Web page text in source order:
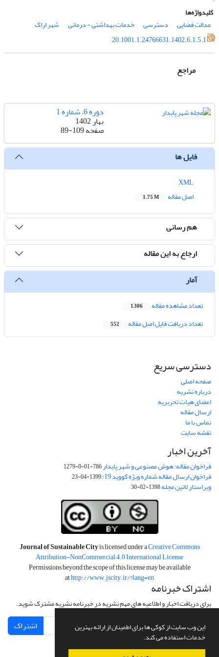
این وب سایت از کوکی ها برای اطمینان از ارائه بهترین
خدمات استفاده می کند.
کلیدواژه‌ها
عدالت فضایی
دسترسی خدمات بهداشتی - درمانی
شهر اراک
20.1001.1.24766631.1402.6.1.5.1
مراجع
دوره 6، شماره 1
بهار 1402
صفحه89-109
فایل ها
اصل مقاله
1.75 M
هم رسانی
ارجاع به این مقاله
آمار
تعداد مشاهده مقاله 1,306
تعداد دریافت فایل اصل مقاله 552
دسترسی سریع
صفحه اصلی
درباره نشریه
اعضای هیات تحریریه
ارسال مقاله
تماس با ما
نقشه سایت
آخرین اخبار
فراخوان مقاله: هوش مصنوعی و شهر پایدار786-01-0-1279
فراخوان ارسال مقاله شماره ویژه کووید 19: 1399-04-23
ویراستار لاتین مجله1398-02-30
Journal of Sustainable Cityis licensed under aCreative Commons
Attribution-NonCommercial 4.0 International License
Permissions beyond the scope of this license may be available
athttp://www.jscity.ir/?lang=en
اشتراک خبرنامه
برای دریافت اخبار و اطلاعیه های مهم نشریه در خبرنامه نشریه مشترک شوید.
اشتراک